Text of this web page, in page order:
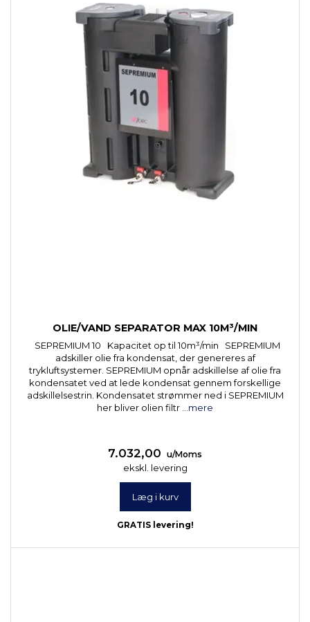
OLIE/VAND SEPARATOR MAX 10M³/MIN
SEPREMIUM 10 Kapacitet op til 10m³/min SEPREMIUM
adskiller olie fra kondensat, der genereres af
trykluftsystemer. SEPREMIUM opnår adskillelse af olie fra
kondensatet ved at lede kondensat gennem forskellige
adskillelsestrin. Kondensatet strømmer ned i SEPREMIUM
her bliver olien filtr
...mere
7.032,00 u/Moms
ekskl. levering
Læg i kurv
GRATIS levering!